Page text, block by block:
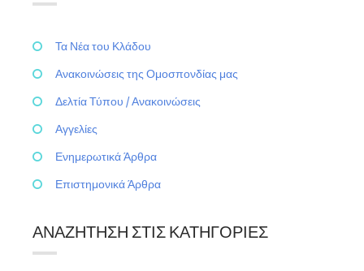
Τα Νέα του Κλάδου
Ανακοινώσεις της Ομοσπονδίας μας
Δελτία Τύπου / Ανακοινώσεις
Αγγελίες
Ενημερωτικά Άρθρα
Επιστημονικά Άρθρα
ΑΝΑΖΉΤΗΣΗ ΣΤΙΣ ΚΑΤΗΓΟΡΊΕΣ